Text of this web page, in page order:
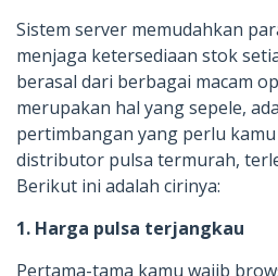
Sistem server memudahkan
menjaga ketersediaan stok
berasal dari berbagai macam
merupakan hal yang sepele,
pertimbangan yang perlu
distributor pulsa termurah,
Berikut ini adalah cirinya:
1. Harga pulsa terjangkau
Pertama-tama kamu wajib